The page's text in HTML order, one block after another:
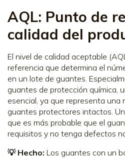
AQL: Punto de
calidad del
El nivel de calidad aceptable
referencia que determina el
en un lote de guantes.
guantes de protección química,
esencial, ya que representa una
guantes protectores intactos.
que es más probable que el
requisitos y no tenga defectos
💡 Hecho: Los guantes con un